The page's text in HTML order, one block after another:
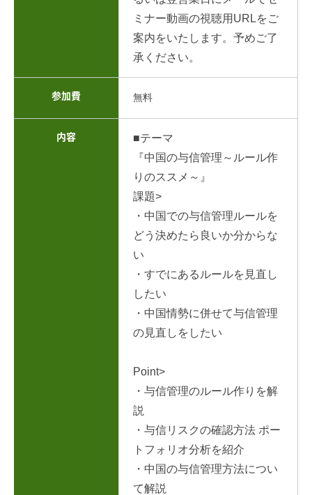
ミナー動画の視聴用URLをご
案内をいたします。予めご了
承ください。
参加費 無料
内容
■テーマ
『中国の与信管理～ルール作
りのススメ～』
課題>
・中国での与信管理ルールを
どう決めたら良いか分からな
い
・すでにあるルールを見直し
したい
・中国情勢に併せて与信管理
の見直しをしたい
Point>
・与信管理のルール作りを解
説
・与信リスクの確認方法 ポー
トフォリオ分析を紹介
・中国の与信管理方法につい
て解説